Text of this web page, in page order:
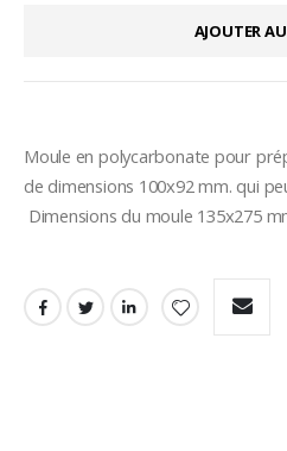
AJOUTER
Moule en polycarbonate pour
de dimensions 100x92 mm. qui
Dimensions du moule 135x275